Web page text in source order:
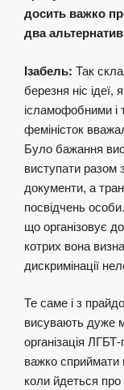
досить важко
два
Ізабель: Так
березня ніс ідеї,
ісламофобними і
феміністок
Було бажання
виступати разом
документи, а
посвідчень
що організовує
котрих вона
дискримінації
Те саме і з
висувають дуже
організація
важко сприймати
коли йдеться про